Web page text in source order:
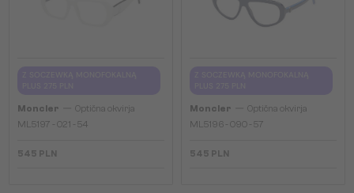
Moncler
Optična okvirja
ML5197 - 021 - 54
545 PLN
Moncler
Optična okvirja
ML5196 - 090 - 57
545 PLN